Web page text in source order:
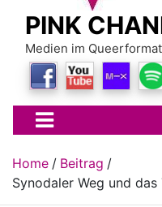
PINK
Medien im Queerformat
Home
Beitrag
Synodaler Weg und